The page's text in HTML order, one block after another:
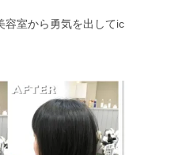
容室から勇気を出してic